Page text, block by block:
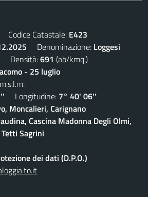
Codice Catastale: E423
Denominazione: Loggesi
Densità:691 (ab/kmq.)
- 25 luglio
m.s.l.m.
Longitudine: 7° 40' 06''
Moncalieri, Carignano
Cascina Madonna Degli Olmi,
Sagrini
dei dati (D.P.O.)